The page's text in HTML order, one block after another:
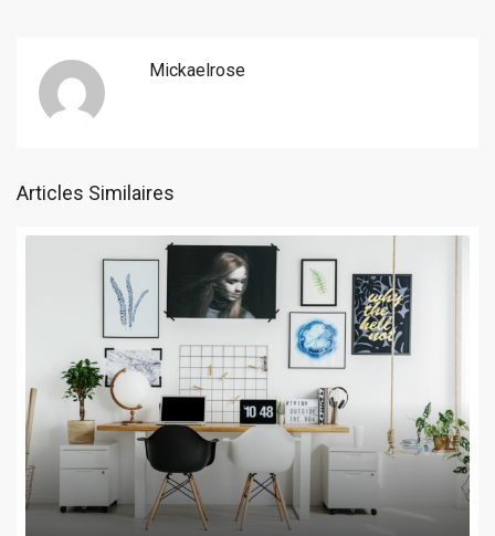
Mickaelrose
Articles Similaires